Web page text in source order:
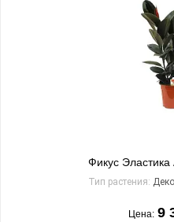
Фикус
Тип растения:
Цена: 9